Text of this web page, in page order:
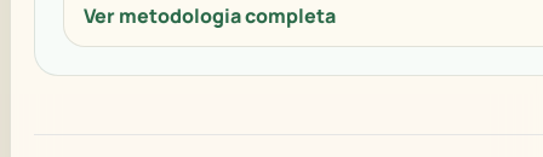
Ver metodologia completa